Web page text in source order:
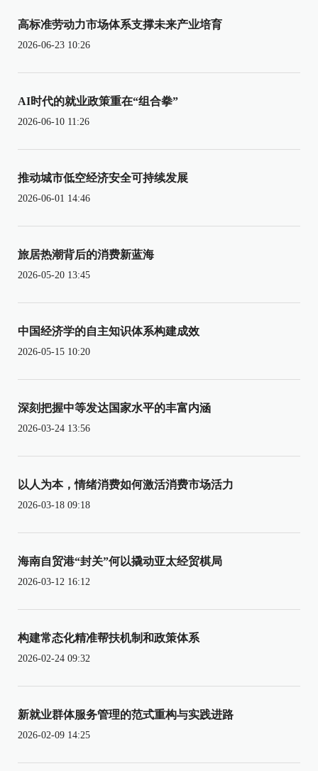
高标准劳动力市场体系支撑未来产业培育
2026-06-23 10:26
AI时代的就业政策重在“组合拳”
2026-06-10 11:26
推动城市低空经济安全可持续发展
2026-06-01 14:46
旅居热潮背后的消费新蓝海
2026-05-20 13:45
中国经济学的自主知识体系构建成效
2026-05-15 10:20
深刻把握中等发达国家水平的丰富内涵
2026-03-24 13:56
以人为本，情绪消费如何激活消费市场活力
2026-03-18 09:18
海南自贸港“封关”何以撬动亚太经贸棋局
2026-03-12 16:12
构建常态化精准帮扶机制和政策体系
2026-02-24 09:32
新就业群体服务管理的范式重构与实践进路
2026-02-09 14:25